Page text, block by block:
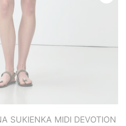
SUKIENKA MIDI DEVOTION